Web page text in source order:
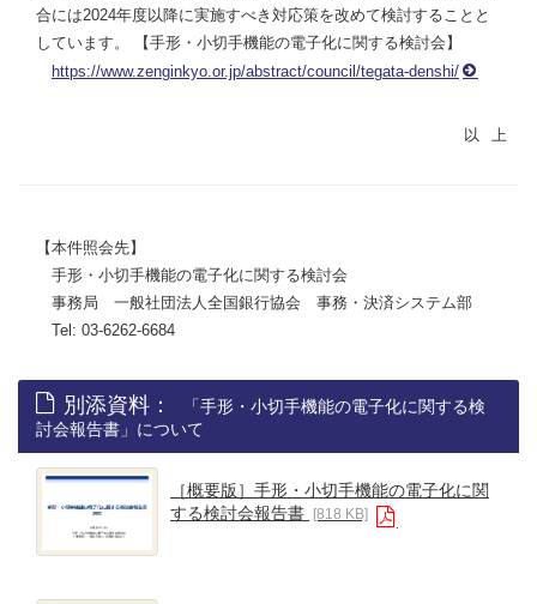
合には2024年度以降に実施すべき対応策を改めて検討することと
しています。 【手形・小切手機能の電子化に関する検討会】
https://www.zenginkyo.or.jp/abstract/council/tegata-denshi/
【本件照会先】
手形・小切手機能の電子化に関する検討会
事務局 一般社団法人全国銀行協会 事務・決済システム部
Tel: 03-6262-6684
別添資料：
「手形・小切手機能の電子化に関する検
討会報告書」について
［概要版］手形・小切手機能の電子化に関
する検討会報告書
[818 KB]